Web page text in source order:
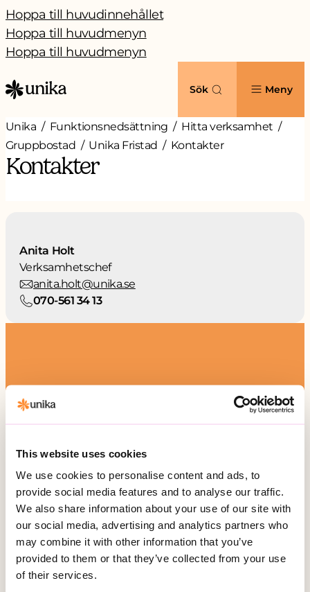
This website uses cookies
We use cookies to personalise content and ads, to
provide social media features and to analyse our traffic.
We also share information about your use of our site with
our social media, advertising and analytics partners who
may combine it with other information that you’ve
provided to them or that they’ve collected from your use
of their services.
Hoppa till huvudinnehållet
Hoppa till huvudmenyn
Hoppa till huvudmenyn
Sök Meny
Unika Funktionsnedsättning
Hitta verksamhet
Gruppbostad
Unika Fristad Kontakter
Kontakter
Anita Holt
Verksamhetschef
anita.holt@unika.se
070-561 34 13
Kontakta oss
Telefon:010-161 54 51
Besöksadress:
Hälsingegatan 49
113 31 Stockholm
Postadress:
Box 3020, 103 61 Stockholm